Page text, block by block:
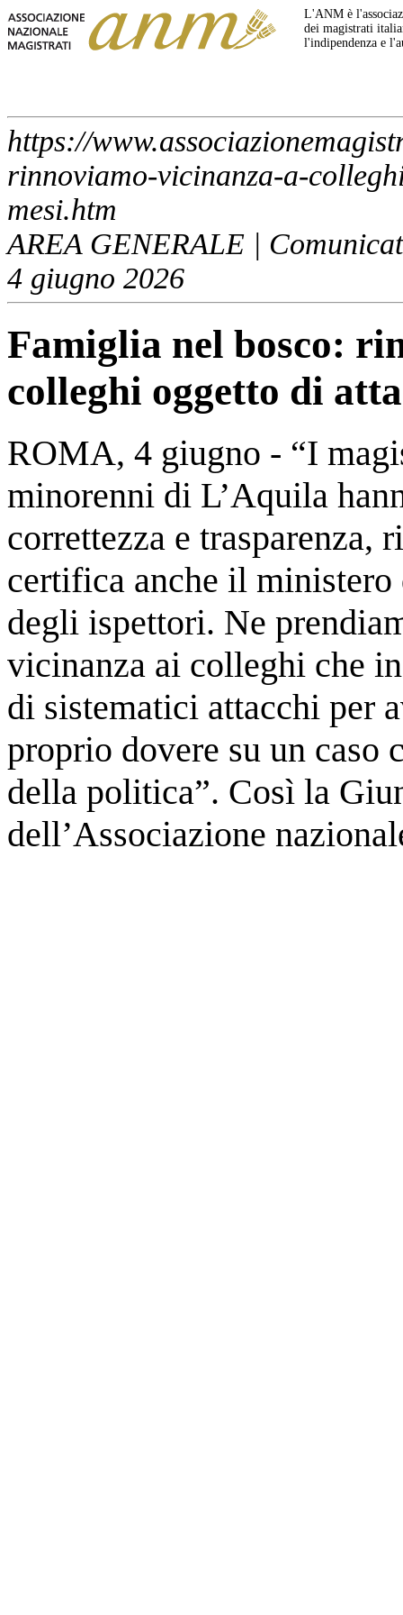
L'ANM è
dei magistrati
l'indipendenza e
https://
rinnoviamo-vicinanza-a-
mesi.htm
AREA GENERALE |
4 giugno 2026
Famiglia nel bosco:
colleghi oggetto di
ROMA, 4 giugno - “I
minorenni di L’Aquila
correttezza e trasparenza,
certifica anche il
degli ispettori. Ne
vicinanza ai colleghi che
di sistematici attacchi per
proprio dovere su un caso
della politica”. Così la
dell’Associazione